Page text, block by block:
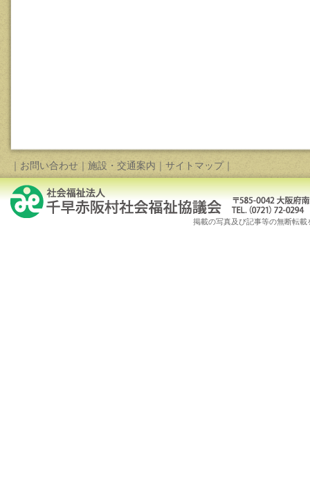
｜ お問い合わせ ｜ 施設・交通案内 ｜ サイトマップ｜
掲載の写真及び記事等の無断転